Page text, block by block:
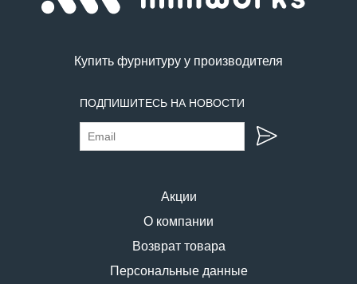
Купить фурнитуру у производителя
ПОДПИШИТЕСЬ НА НОВОСТИ
Акции
О компании
Возврат товара
Персональные данные